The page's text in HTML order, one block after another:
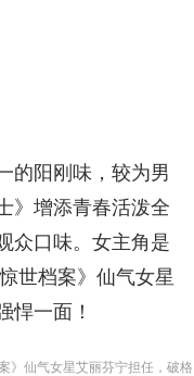
的阳刚味，较为男
》增添青春活泼全
众口味。女主角是
世档案》仙气女星
悍一面！
》仙气女星艾丽芬宁担任，破格